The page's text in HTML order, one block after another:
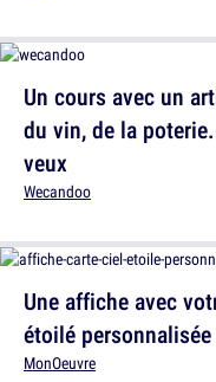
Une affiche avec
étoilé personnalisée
MonOeuvre
Un cours avec un
du vin, de la
veux
Wecandoo